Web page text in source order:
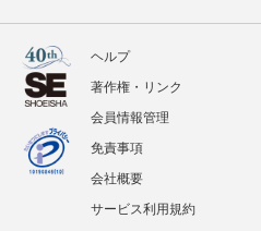
ヘルプ
著作権・リンク
会員情報管理
免責事項
会社概要
サービス利用規約